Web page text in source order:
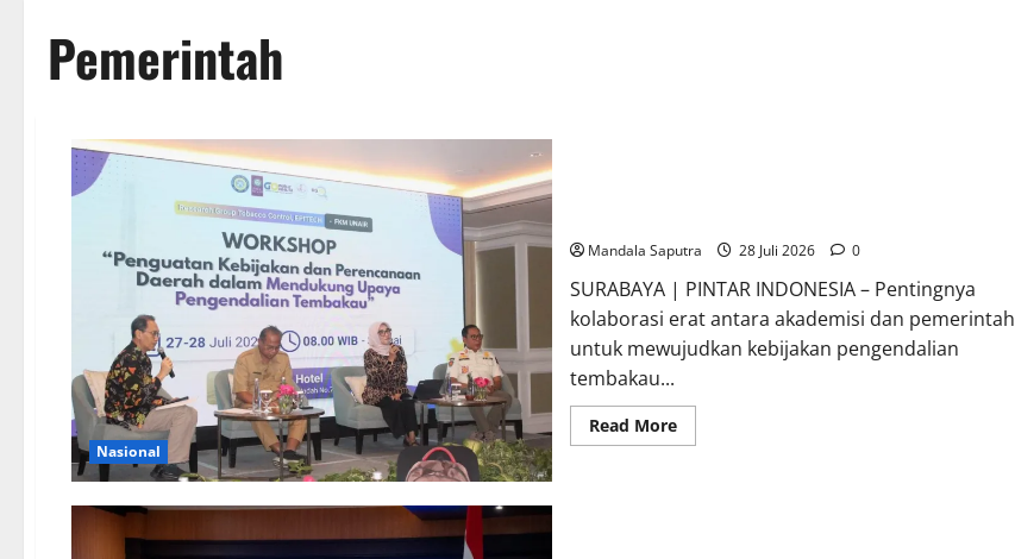
Pemerintah
Nasional
Mandala Saputra 28 Juli 2026 0
SURABAYA | PINTAR INDONESIA – Pentingnya
kolaborasi erat antara akademisi dan pemerintah
untuk mewujudkan kebijakan pengendalian
tembakau...
Read MoreRead
more